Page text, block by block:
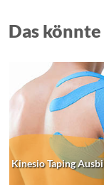
Das
Kinesio Taping